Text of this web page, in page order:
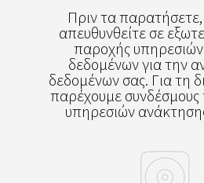
Πριν τα
απευθυνθείτε σε
παροχής
δεδομένων για την
δεδομένων σας. Για τη
παρέχουμε
υπηρεσιών